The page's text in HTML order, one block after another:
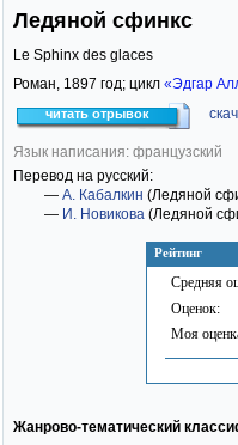
Рейтинг
Средняя
Оценок:
Моя
Ледяной сфинкс
Le Sphinx des glaces
Роман, 1897 год; цикл «Эдгар
читать отрывок
Язык написания: французский
Перевод на русский:
— А. Кабалкин (Ледяной
— И. Новикова (Ледяной
Жанрово-тематический